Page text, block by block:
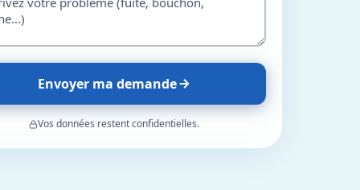
Envoyer ma demande
Vos données restent confidentielles.